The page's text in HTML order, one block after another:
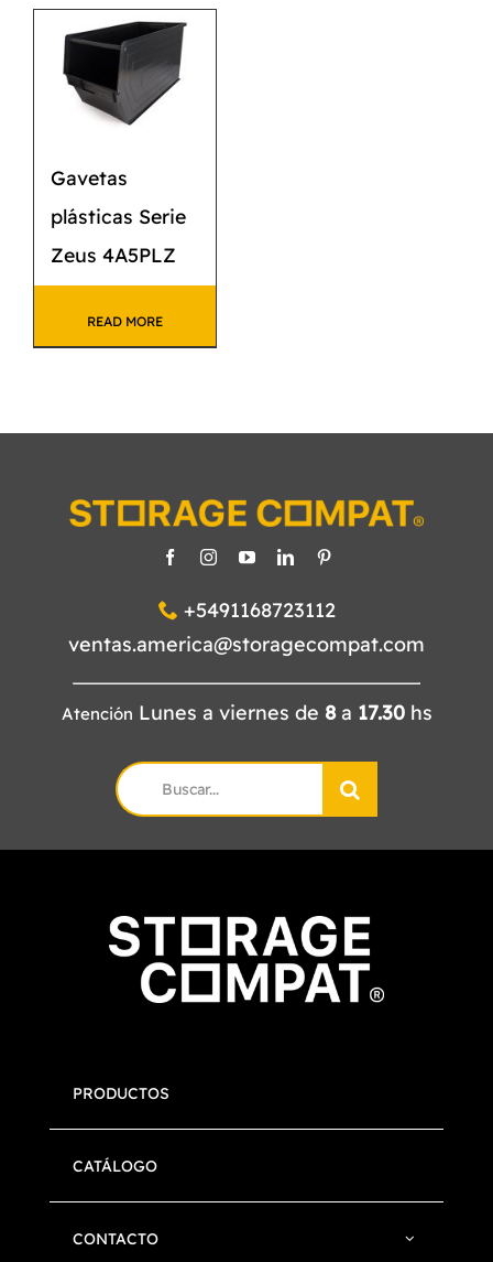
Gavetas
plásticas Serie
Zeus 4A5PLZ
READ MORE
+5491168723112
ventas.america@storagecompat.com
Atención Lunes a viernes de 8a 17.30hs
Search
for:
PRODUCTOS
CATÁLOGO
CONTACTO